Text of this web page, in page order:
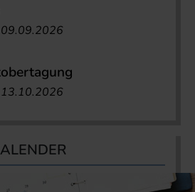
09.09.2026
13.10.2026